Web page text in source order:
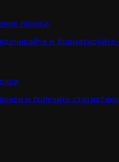
прокси
и
и получите